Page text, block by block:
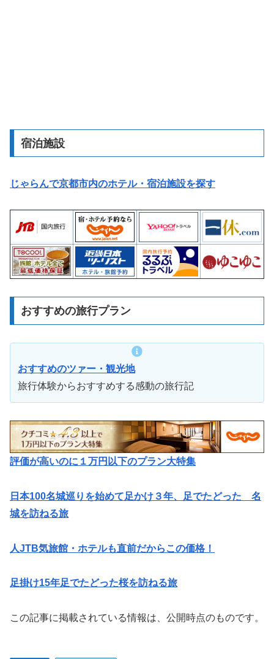
宿泊施設
じゃらんで京都市内のホテル・宿泊施設を探す
おすすめの旅行プラン
おすすめのツァー・観光地
旅行体験からおすすめする感動の旅行記
評価が高いのに１万円以下のプラン大特集
日本100名城巡りを始めて足かけ３年、足でたどった 名
城を訪ねる旅
人JTB気旅館・ホテルも直前だからこの価格！
足掛け15年足でたどった桜を訪ねる旅
この記事に掲載されている情報は、公開時点のものです。